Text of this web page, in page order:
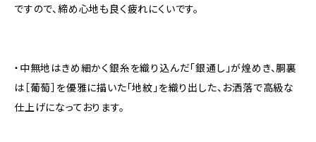
ですので、締め心地も良く疲れにくいです。
・中無地はきめ細かく銀糸を織り込んだ「銀通し」が煌めき、胴裏
は［葡萄］を優雅に描いた「地紋」を織り出した、お洒落で高級な
仕上げになっております。